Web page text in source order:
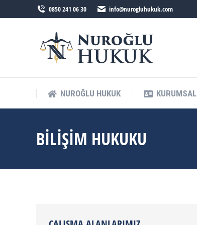
0850 241 06 30 info@nurogluhukuk.com
NUROĞLU HUKUK KURUMSAL
BILIŞIM HUKUKU